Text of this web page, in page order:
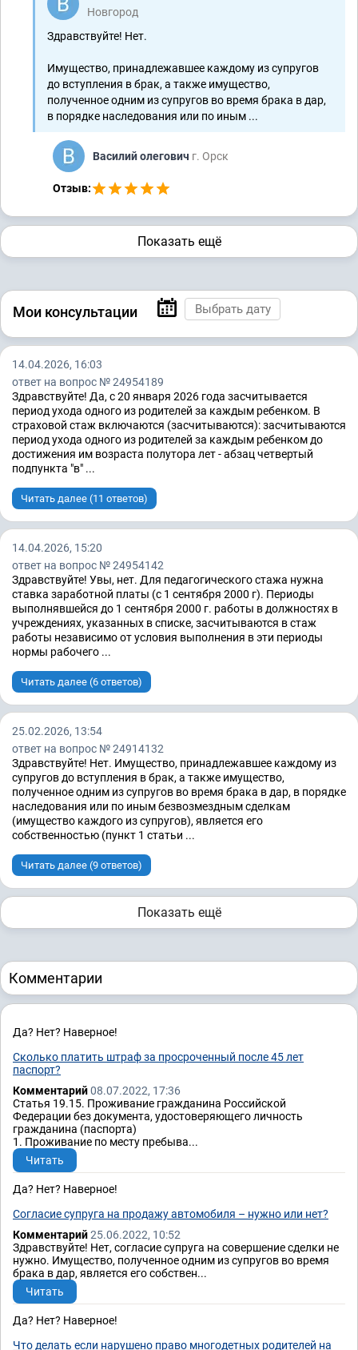
Новгород
Здравствуйте! Нет.
Имущество, принадлежавшее каждому из супругов
до вступления в брак, а также имущество,
полученное одним из супругов во время брака в дар,
в порядке наследования или по иным ...
Василий олегович г. Орск
Отзыв:
Показать ещё
Мои консультации
14.04.2026, 16:03
ответ на вопрос № 24954189
Здравствуйте! Да, с 20 января 2026 года засчитывается
период ухода одного из родителей за каждым ребенком. В
страховой стаж включаются (засчитываются): засчитываются
период ухода одного из родителей за каждым ребенком до
достижения им возраста полутора лет - абзац четвертый
подпункта "в" ...
Читать далее (11 ответов)
14.04.2026, 15:20
ответ на вопрос № 24954142
Здравствуйте! Увы, нет. Для педагогического стажа нужна
ставка заработной платы (с 1 сентября 2000 г). Периоды
выполнявшейся до 1 сентября 2000 г. работы в должностях в
учреждениях, указанных в списке, засчитываются в стаж
работы независимо от условия выполнения в эти периоды
нормы рабочего ...
Читать далее (6 ответов)
25.02.2026, 13:54
ответ на вопрос № 24914132
Здравствуйте! Нет. Имущество, принадлежавшее каждому из
супругов до вступления в брак, а также имущество,
полученное одним из супругов во время брака в дар, в порядке
наследования или по иным безвозмездным сделкам
(имущество каждого из супругов), является его
собственностью (пункт 1 статьи ...
Читать далее (9 ответов)
Показать ещё
Комментарии
Да? Нет? Наверное!
Сколько платить штраф за просроченный после 45 лет
паспорт?
Комментарий08.07.2022, 17:36
Статья 19.15. Проживание гражданина Российской
Федерации без документа, удостоверяющего личность
гражданина (паспорта)
1. Проживание по месту пребыва...
Читать
Да? Нет? Наверное!
Согласие супруга на продажу автомобиля – нужно или нет?
Комментарий25.06.2022, 10:52
Здравствуйте! Нет, согласие супруга на совершение сделки не
нужно. Имущество, полученное одним из супругов во время
брака в дар, является его собствен...
Читать
Да? Нет? Наверное!
Что делать если нарушено право многодетных родителей на